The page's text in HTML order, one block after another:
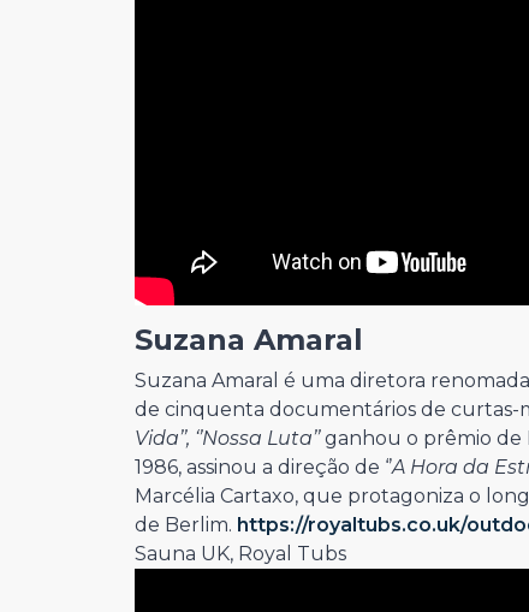
Suzana Amaral
Suzana Amaral é uma diretora
de cinquenta documentários de curtas-
Vida’’, ‘’Nossa Luta’’ganhou o prêmio de
1986, assinou a direção de ‘’A Hora da
Marcélia Cartaxo, que protagoniza o
de Berlim. https://royaltubs.co.uk/
Sauna UK, Royal Tubs